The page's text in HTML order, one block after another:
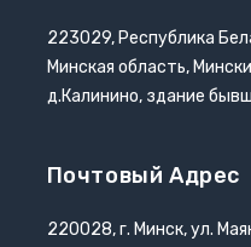
223029, Республика
Минская область,
д.Калинино, здание
Почтовый Адрес
220028, г. Минск, ул.